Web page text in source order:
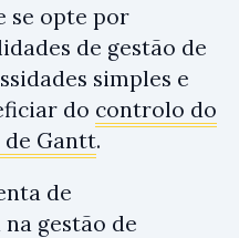
se opte por
de gestão de
simples e
do controlo do
de Gantt.
de
gestão de